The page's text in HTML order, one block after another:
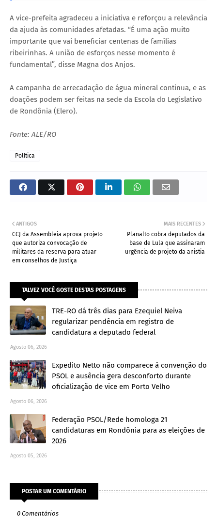
A vice-prefeita agradeceu a iniciativa e reforçou a relevância
da ajuda às comunidades afetadas. “É uma ação muito
importante que vai beneficiar centenas de famílias
ribeirinhas. A união de esforços nesse momento é
fundamental”, disse Magna dos Anjos.
A campanha de arrecadação de água mineral continua, e as
doações podem ser feitas na sede da Escola do Legislativo
de Rondônia (Elero).
Fonte: ALE/RO
Política
MAIS RECENTES
Planalto cobra deputados da
base de Lula que assinaram
urgência de projeto da anistia
ANTIGOS
CCJ da Assembleia aprova projeto
que autoriza convocação de
militares da reserva para atuar
em conselhos de Justiça
TALVEZ VOCÊ GOSTE DESTAS POSTAGENS
TRE-RO dá três dias para Ezequiel Neiva
regularizar pendência em registro de
candidatura a deputado federal
Agosto 06, 2026
Expedito Netto não comparece à convenção do
PSOL e ausência gera desconforto durante
oficialização de vice em Porto Velho
Agosto 06, 2026
Federação PSOL/Rede homologa 21
candidaturas em Rondônia para as eleições de
2026
Agosto 05, 2026
POSTAR UM COMENTÁRIO
0 Comentários